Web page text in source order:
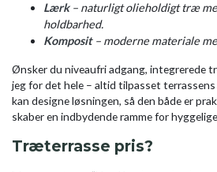
Lærk– naturligt olieholdigt træ
holdbarhed.
Komposit– moderne materiale
Ønsker du niveaufri adgang, integrerede
jeg for det hele – altid tilpasset
kan designe løsningen, så den både er
skaber en indbydende ramme for
Træterrasse pris?